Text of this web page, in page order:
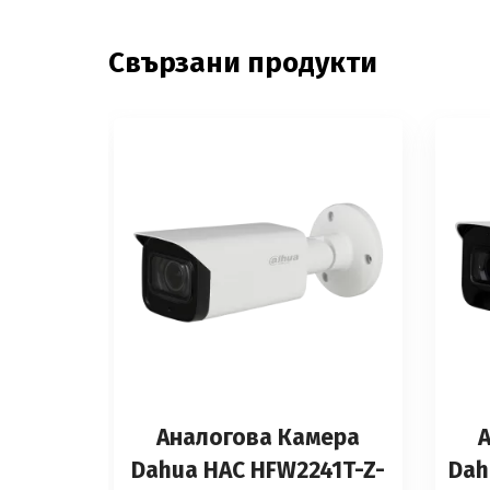
Свързани продукти
Аналоговa Камерa
Dahua HAC HFW2241T-Z-